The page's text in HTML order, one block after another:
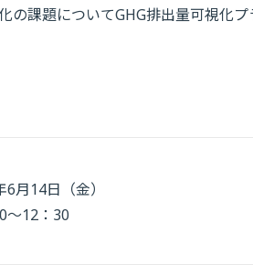
課題についてGHG排出量可視化
6月14日（金）
～12：30